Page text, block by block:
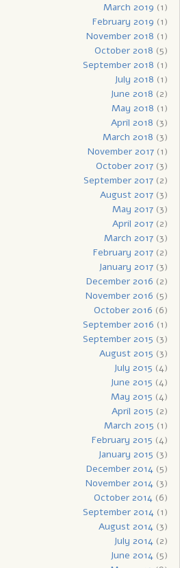
March 2019 (1)
February 2019 (1)
November 2018 (1)
October 2018 (5)
September 2018 (1)
July 2018 (1)
June 2018 (2)
May 2018 (1)
April 2018 (3)
March 2018 (3)
November 2017(1)
October 2017(3)
September 2017(2)
August 2017(3)
May 2017(3)
April 2017(2)
March 2017(3)
February 2017(2)
January 2017(3)
December 2016 (2)
November 2016 (5)
October 2016 (6)
September 2016 (1)
September 2015 (3)
August 2015 (3)
July 2015 (4)
June 2015 (4)
May 2015 (4)
April 2015 (2)
March 2015 (1)
February 2015 (4)
January 2015 (3)
December 2014(5)
November 2014(3)
October 2014(6)
September 2014(1)
August 2014(3)
July 2014(2)
June 2014(5)